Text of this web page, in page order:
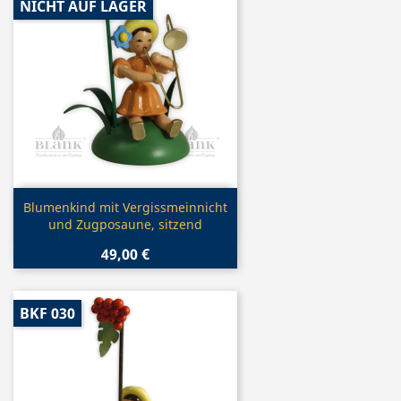
Vorschau
Blumenkind mit Vergissmeinnicht
und Zugposaune, sitzend
49,00 €
NICHT AUF LAGER
BKF 030